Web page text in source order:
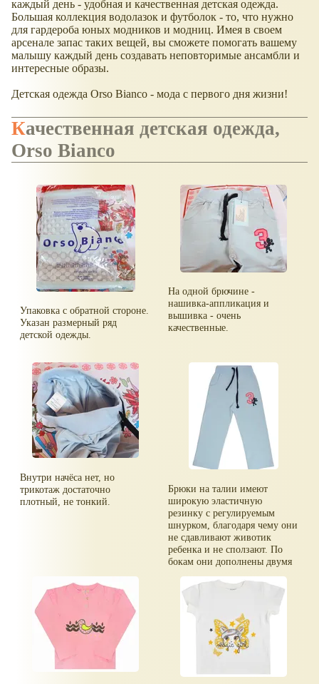
каждый день - удобная и качественная детская одежда.
Большая коллекция водолазок и футболок - то, что нужно
для гардероба юных модников и модниц. Имея в своем
арсенале запас таких вещей, вы сможете помогать вашему
малышу каждый день создавать неповторимые ансамбли и
интересные образы.
Детская одежда Orso Bianco - мода с первого дня жизни!
Качественная детская одежда,
Orso Bianco
Упаковка с обратной стороне.
Указан размерный ряд
детской одежды.
На одной брючине -
нашивка-аппликация и
вышивка - очень
качественные.
Внутри начёса нет, но
трикотаж достаточно
плотный, не тонкий.
Брюки на талии имеют
широкую эластичную
резинку с регулируемым
шнурком, благодаря чему они
не сдавливают животик
ребенка и не сползают. По
бокам они дополнены двумя
Спереди брючки оформлены
оригинальной вышивкой в